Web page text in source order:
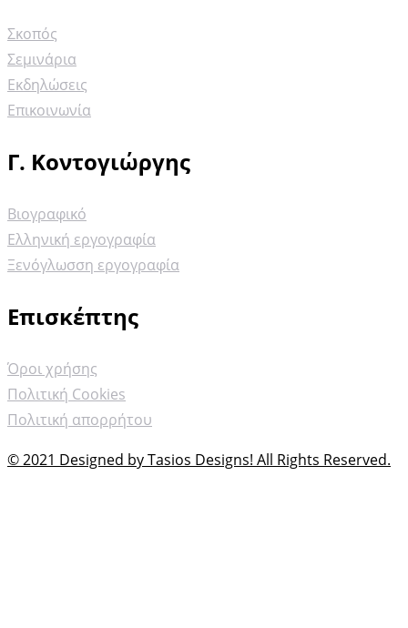
Σκοπός
Σεμινάρια
Εκδηλώσεις
Επικοινωνία
Γ. Κοντογιώργης
Βιογραφικό
Ελληνική εργογραφία
Ξενόγλωσση εργογραφία
Επισκέπτης
Όροι χρήσης
Πολιτική Cookies
Πολιτική απορρήτου
© 2021 Designed by Tasios Designs! All Rights Reserved.